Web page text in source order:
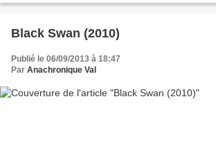
Black Swan (2010)
Publié le 06/09/2013 à 18:47
Par Anachronique Val